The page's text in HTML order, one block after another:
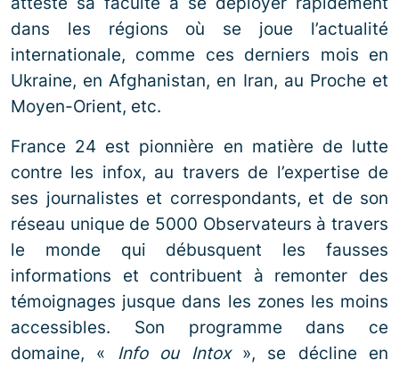
dans les régions où se joue l’actualité
internationale, comme ces derniers mois en
Ukraine, en Afghanistan, en Iran, au Proche et
Moyen-Orient, etc.
France 24 est pionnière en matière de lutte
contre les infox, au travers de l’expertise de
ses journalistes et correspondants, et de son
réseau unique de 5000 Observateurs à travers
le monde qui débusquent les fausses
informations et contribuent à remonter des
témoignages jusque dans les zones les moins
accessibles. Son programme dans ce
domaine, « Info ou Intox», se décline en